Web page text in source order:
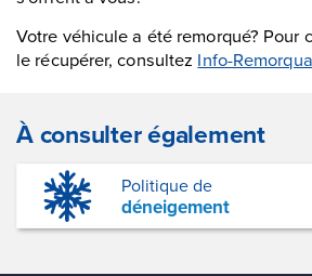
Votre véhicule a été remorqué? Pour
le récupérer, consultez Info-
À consulter également
Politique de
déneigement